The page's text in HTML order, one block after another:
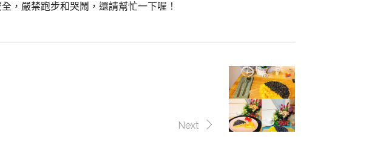
，嚴禁跑步和哭鬧，還請幫忙一下喔！
Next